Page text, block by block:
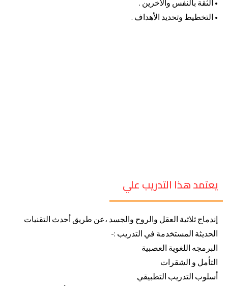
• الثقة بالنفس والآخرين .
• التخطيط وتحديد الأهداف .
يعتمد هذا التدريب علي
إندماج ثلاثية العقل والروح والجسد ،عن طريق أحدث التقنيات
الحديثة المستخدمة في التدريب :-
البرمجه اللغوية العصبية
التأمل و الشقرات
أسلوب التدريب التطبيقي